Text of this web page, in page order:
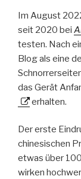
Im August
seit 2020 bei
testen. Nach
Blog als eine
das Gerät
erhalten.
Der erste
chinesischen
etwas über
wirken